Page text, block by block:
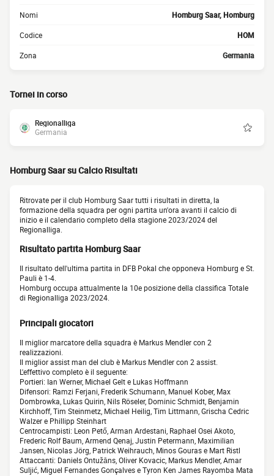
Nomi Homburg Saar, Homburg
Codice HOM
Zona Germania
Tornei in corso
Regionalliga
Germania
Homburg Saar su Calcio Risultati
Ritrovate per il club Homburg Saar tutti i risultati in diretta, la
formazione della squadra per ogni partita un'ora avanti il calcio di
inizio e il calendario completo della stagione 2023/2024 del
Regionalliga.
Risultato partita Homburg Saar
Il risultato dell'ultima partita in DFB Pokal che opponeva Homburg e St.
Pauli è 1-4.
Homburg occupa attualmente la 10e posizione della classifica Totale
di Regionalliga 2023/2024.
Principali giocatori
Il miglior marcatore della squadra è Markus Mendler con 2
realizzazioni.
Il miglior assist man del club è Markus Mendler con 2 assist.
L'effettivo completo è il seguente:
Portieri: Ian Werner, Michael Gelt e Lukas Hoffmann
Difensori: Ramzi Ferjani, Frederik Schumann, Manuel Kober, Max
Dombrowka, Lukas Quirin, Nils Röseler, Dominic Schmidt, Benjamin
Kirchhoff, Tim Steinmetz, Michael Heilig, Tim Littmann, Grischa Cedric
Walzer e Phillipp Steinhart
Centrocampisti: Leon Pető, Arman Ardestani, Raphael Osei Akoto,
Frederic Rolf Baum, Armend Qenaj, Justin Petermann, Maximilian
Jansen, Nicolas Jörg, Patrick Weihrauch, Minos Gouras e Mart Ristl
Attaccanti: Daniels Ontužāns, Oliver Kovacic, Markus Mendler, Amar
Suljić, Miguel Fernandes Gonçalves e Tyron Ken James Rayomba Mata